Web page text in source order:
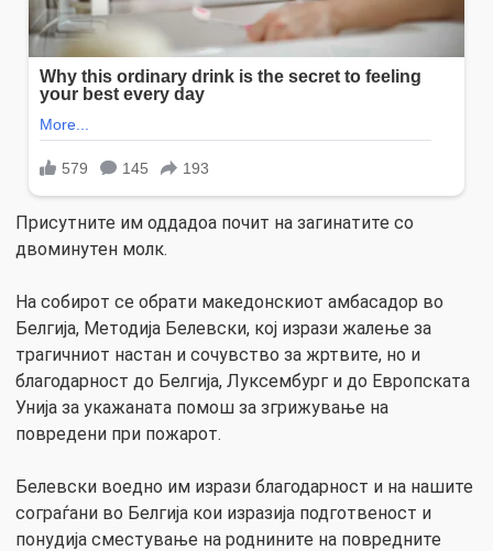
Присутните им оддадоа почит на загинатите со
двоминутен молк.
На собирот се обрати македонскиот амбасадор во
Белгија, Методија Белевски, кој изрази жалење за
трагичниот настан и сочувство за жртвите, но и
благодарност до Белгија, Луксембург и до Европската
Унија за укажаната помош за згрижување на
повредени при пожарот.
Белевски воедно им изрази благодарност и на нашите
сограѓани во Белгија кои изразија подготвеност и
понудија сместување на роднините на повредните